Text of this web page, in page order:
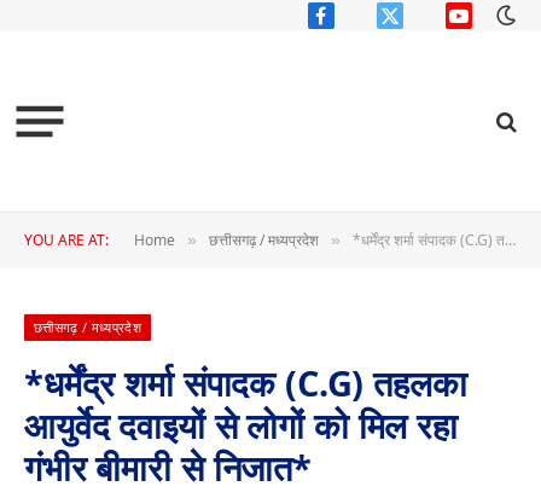
FacebookX
YouTube
YOU ARE AT: Home » छत्तीसगढ़ / मध्यप्रदेश » *धर्मेंद्र शर्मा संपादक (C.G) तहलका आयुर्वेद दवाइयों से लोगों को मिल रहा गंभीर बीमारी से निजात*
छत्तीसगढ़ / मध्यप्रदेश
*धर्मेंद्र शर्मा संपादक (C.G) तहलका
आयुर्वेद दवाइयों से लोगों को मिल रहा
गंभीर बीमारी से निजात*